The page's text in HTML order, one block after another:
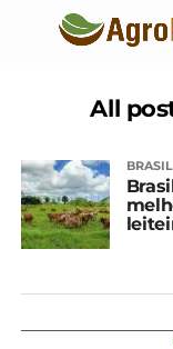
All
BRASIL